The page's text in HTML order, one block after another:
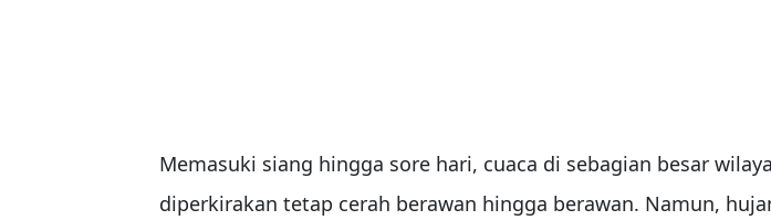
Memasuki siang hingga sore hari, cuaca di sebagian besar
diperkirakan tetap cerah berawan hingga berawan. Namun,